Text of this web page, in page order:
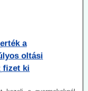
oltási
fizet ki
a gyermekeknél
(de a felnőtteket ért